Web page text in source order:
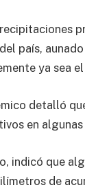
país,
ya sea
detalló
en
indicó que
de